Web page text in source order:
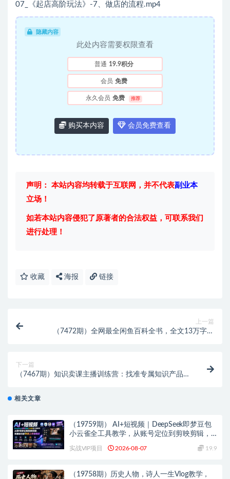
07_《起店高阶玩法》-7、做店的流程.mp4
隐藏内容
此处内容需要权限查看
普通 19.9积分
会员 免费
永久会员 免费 推荐
购买本内容 会员免费查看
声明： 本站内容均转载于互联网，并不代表副业本
立场！
如若本站内容侵犯了原著者的合法权益，可联系我们
进行处理！
收藏 海报 链接
上一篇
（7472期）全网最全闲鱼百科全书，全文13万字左
下一篇
（7467期）知识卖课主播训练营：找准专属知识产品，
相关文章
（19759期） AI+短视频｜DeepSeek即梦豆包
小云雀全工具教学，从账号定位到剪映剪辑，
实战VIP项目 2026-08-07 19.9
（19758期）历史人物，诗人一生Vlog教学，